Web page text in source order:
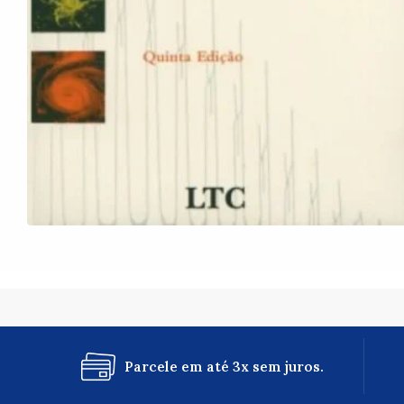
Parcele em até 3x sem juros.